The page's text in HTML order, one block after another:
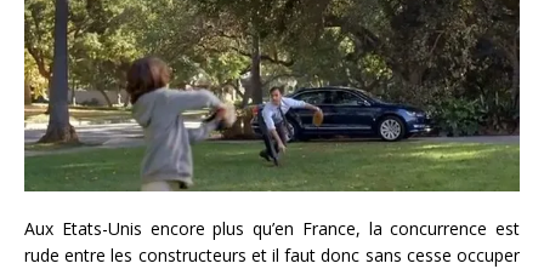
Aux Etats-Unis encore plus qu’en France, la concurrence est
rude entre les constructeurs et il faut donc sans cesse occuper